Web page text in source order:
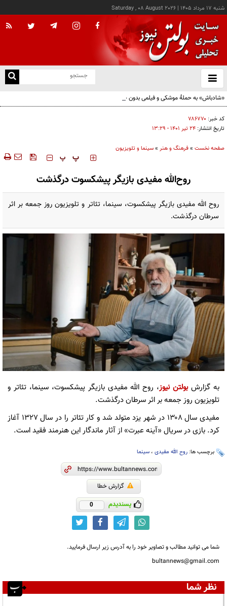
شنبه ۱۷ مرداد ۱۴۰۵ |
Saturday , 08 August 2026
باز
و
«شادباش» به حملۀ موشکی و فیلمی بدون حجاب؛ روایت تناقض‌های محسن قرایی
کد خبر: ۷۸۶۷۷۰
تاریخ انتشار: ۲۴ تير ۱۴۰۱ - ۱۳:۲۹
صفحه نخست »فرهنگ و هنر »سینما و تلویزیون
‍‍‍ پ پ
روح‌الله مفیدی بازیگر پیشکسوت درگذشت
روح الله مفیدی بازیگر پیشکسوت، سینما، تئاتر و تلویزیون روز جمعه بر اثر
سرطان درگذشت.
به گزارشبولتن نیوز، روح الله مفیدی بازیگر پیشکسوت، سینما، تئاتر و
تلویزیون روز جمعه بر اثر سرطان درگذشت.
مفیدی سال ۱۳۰۸ در شهر یزد متولد شد و کار تئاتر را در سال ۱۳۲۷ آغاز
کرد. بازی در سریال «آینه عبرت» از آثار ماندگار این هنرمند فقید است.
برچسب ها: روح الله مفیدی ، سینما
گزارش خطا
پسندیدم 0
شما می توانید مطالب و تصاویر خود را به آدرس زیر ارسال فرمایید.
bultannews@gmail.com
نظر شما